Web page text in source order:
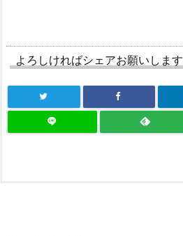
よろしければシェアお願いします